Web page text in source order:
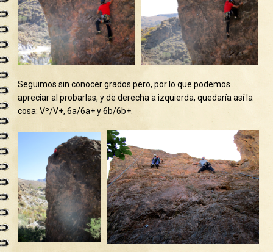
Seguimos sin conocer grados pero, por lo que podemos
apreciar al probarlas, y de derecha a izquierda, quedaría así la
cosa: Vº/V+, 6a/6a+ y 6b/6b+.